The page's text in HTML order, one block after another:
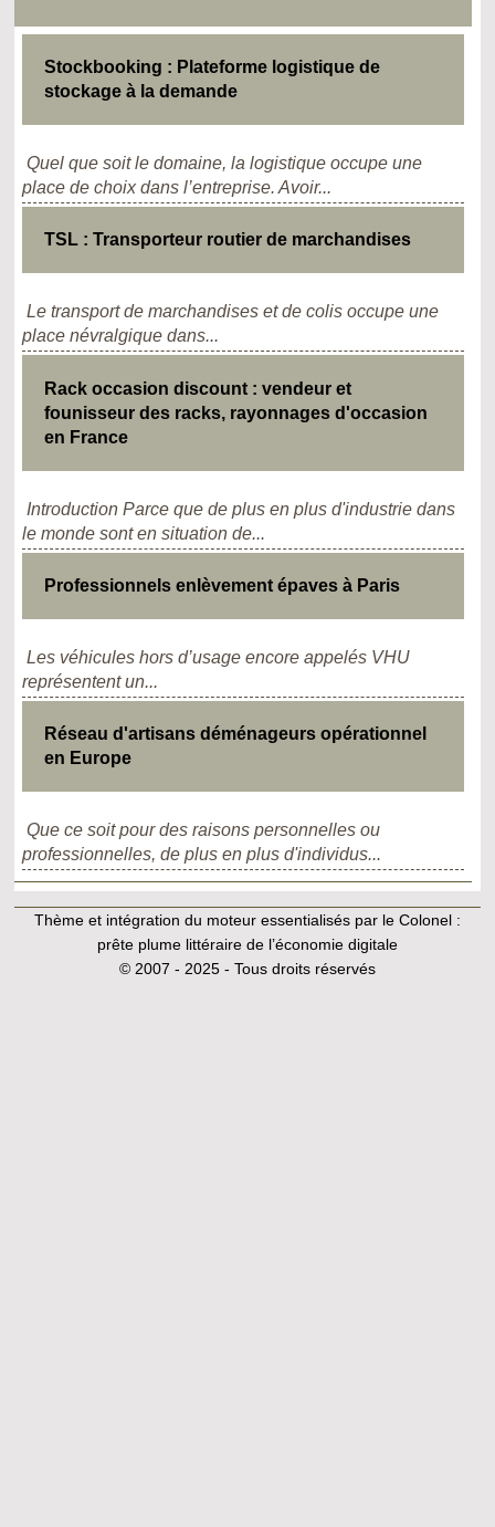
Stockbooking : Plateforme logistique de
stockage à la demande
Quel que soit le domaine, la logistique occupe une
place de choix dans l’entreprise. Avoir...
TSL : Transporteur routier de marchandises
Le transport de marchandises et de colis occupe une
place névralgique dans...
Rack occasion discount : vendeur et
founisseur des racks, rayonnages d'occasion
en France
Introduction Parce que de plus en plus d'industrie dans
le monde sont en situation de...
Professionnels enlèvement épaves à Paris
Les véhicules hors d’usage encore appelés VHU
représentent un...
Réseau d'artisans déménageurs opérationnel
en Europe
Que ce soit pour des raisons personnelles ou
professionnelles, de plus en plus d'individus...
Thème et intégration du moteur essentialisés par le Colonel :
prête plume littéraire de l’économie digitale
© 2007 - 2025 - Tous droits réservés